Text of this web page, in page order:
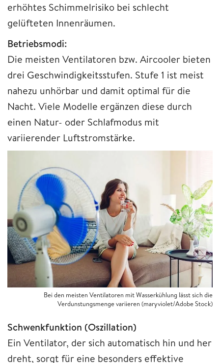
erhöhtes Schimmelrisiko bei schlecht
gelüfteten Innenräumen.
Betriebsmodi:
Die meisten Ventilatoren bzw. Aircooler bieten
drei Geschwindigkeitsstufen. Stufe 1 ist meist
nahezu unhörbar und damit optimal für die
Nacht. Viele Modelle ergänzen diese durch
einen Natur- oder Schlafmodus mit
variierender Luftstromstärke.
Bei den meisten Ventilatoren mit Wasserkühlung lässt sich die
Verdunstungsmenge variieren (maryviolet/Adobe Stock)
Schwenkfunktion (Oszillation)
Ein Ventilator, der sich automatisch hin und her
dreht, sorgt für eine besonders effektive